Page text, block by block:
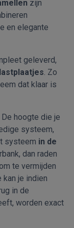
zijn
en elegante
geleverd,
. Zo
dat klaar is
De hoogte die je
systeem,
systeem in de
dan raden
te vermijden
je indien
in de
worden exact